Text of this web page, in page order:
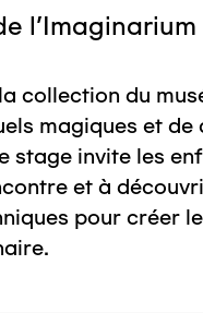
l'Imaginarium
collection du
magiques et de
stage invite les
et à
pour créer